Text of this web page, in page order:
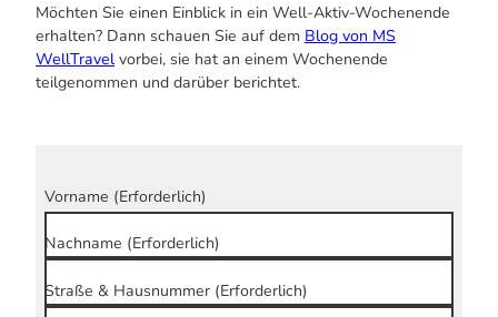
Möchten Sie einen Einblick in ein Well-Aktiv-Wochenende
erhalten? Dann schauen Sie auf dem Blog von MS
WellTravel vorbei, sie hat an einem Wochenende
teilgenommen und darüber berichtet.
Vorname (Erforderlich)
Nachname (Erforderlich)
Straße & Hausnummer (Erforderlich)